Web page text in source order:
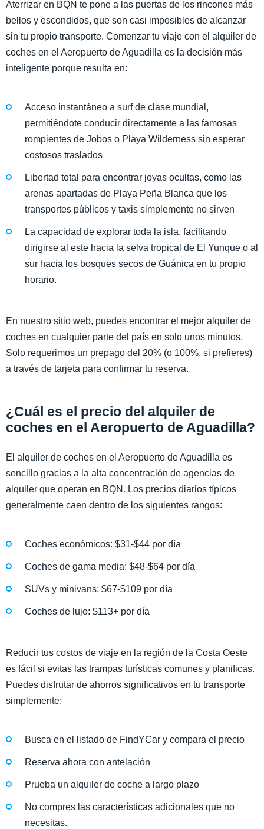
Aterrizar en BQN te pone a las puertas de los rincones más
bellos y escondidos, que son casi imposibles de alcanzar
sin tu propio transporte. Comenzar tu viaje con el alquiler de
coches en el Aeropuerto de Aguadilla es la decisión más
inteligente porque resulta en:
Acceso instantáneo a surf de clase mundial,
permitiéndote conducir directamente a las famosas
rompientes de Jobos o Playa Wilderness sin esperar
costosos traslados
Libertad total para encontrar joyas ocultas, como las
arenas apartadas de Playa Peña Blanca que los
transportes públicos y taxis simplemente no sirven
La capacidad de explorar toda la isla, facilitando
dirigirse al este hacia la selva tropical de El Yunque o al
sur hacia los bosques secos de Guánica en tu propio
horario.
En nuestro sitio web, puedes encontrar el mejor alquiler de
coches en cualquier parte del país en solo unos minutos.
Solo requerimos un prepago del 20% (o 100%, si prefieres)
a través de tarjeta para confirmar tu reserva.
¿Cuál es el precio del alquiler de
coches en el Aeropuerto de Aguadilla?
El alquiler de coches en el Aeropuerto de Aguadilla es
sencillo gracias a la alta concentración de agencias de
alquiler que operan en BQN. Los precios diarios típicos
generalmente caen dentro de los siguientes rangos:
Coches económicos: $31-$44 por día
Coches de gama media: $48-$64 por día
SUVs y minivans: $67-$109 por día
Coches de lujo: $113+ por día
Reducir tus costos de viaje en la región de la Costa Oeste
es fácil si evitas las trampas turísticas comunes y planificas.
Puedes disfrutar de ahorros significativos en tu transporte
simplemente:
Busca en el listado de FindYCar y compara el precio
Reserva ahora con antelación
Prueba un alquiler de coche a largo plazo
No compres las características adicionales que no
necesitas.